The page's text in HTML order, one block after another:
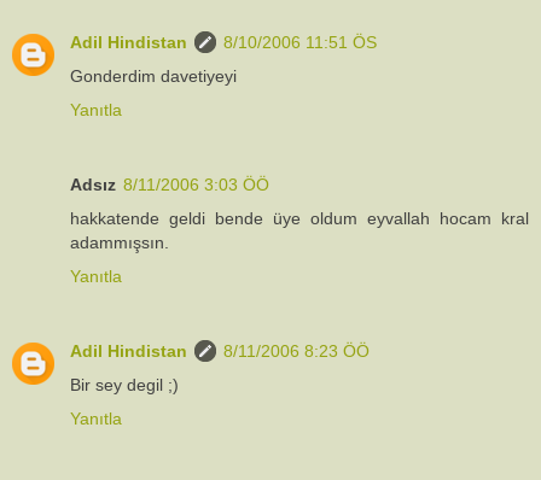
Adil Hindistan
8/10/2006 11:51 ÖS
Gonderdim davetiyeyi
Yanıtla
Adsız 8/11/2006 3:03 ÖÖ
hakkatende geldi bende üye oldum eyvallah hocam kral
adammışsın.
Yanıtla
Adil Hindistan
8/11/2006 8:23 ÖÖ
Bir sey degil ;)
Yanıtla